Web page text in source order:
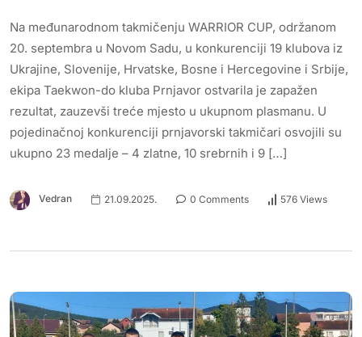
Na međunarodnom takmičenju WARRIOR CUP, održanom
20. septembra u Novom Sadu, u konkurenciji 19 klubova iz
Ukrajine, Slovenije, Hrvatske, Bosne i Hercegovine i Srbije,
ekipa Taekwon-do kluba Prnjavor ostvarila je zapažen
rezultat, zauzevši treće mjesto u ukupnom plasmanu. U
pojedinačnoj konkurenciji prnjavorski takmičari osvojili su
ukupno 23 medalje – 4 zlatne, 10 srebrnih i 9 […]
Vedran 21.09.2025. 0 Comments 576 Views